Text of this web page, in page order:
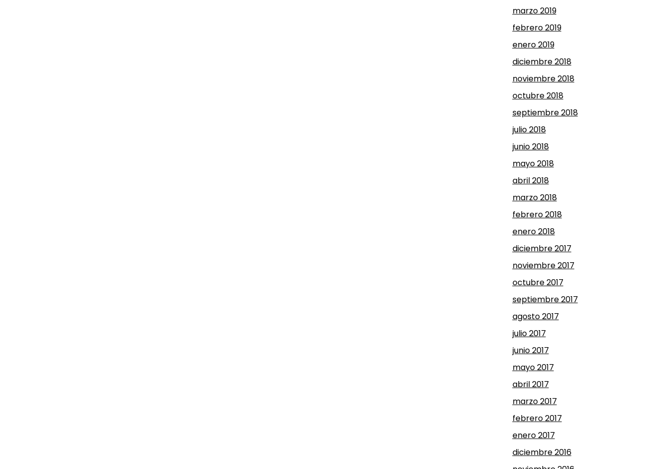
marzo 2019
febrero 2019
enero 2019
diciembre 2018
noviembre 2018
octubre 2018
septiembre 2018
julio 2018
junio 2018
mayo 2018
abril 2018
marzo 2018
febrero 2018
enero 2018
diciembre 2017
noviembre 2017
octubre 2017
septiembre 2017
agosto 2017
julio 2017
junio 2017
mayo 2017
abril 2017
marzo 2017
febrero 2017
enero 2017
diciembre 2016